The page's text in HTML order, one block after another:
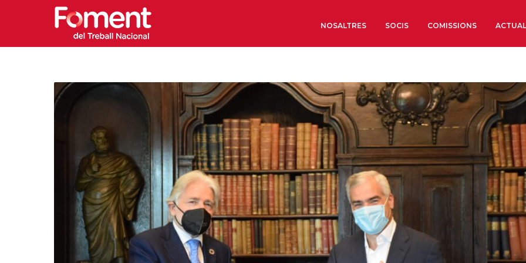
NOSALTRES
Òrgans de Govern
Òrgans Consultius
Estructura Executiva
Institut d’Estudis
Societat Barcelonesa
Econòmics i Socials
Organitzacions
Organitzacions
SOCIS COMISSIONS